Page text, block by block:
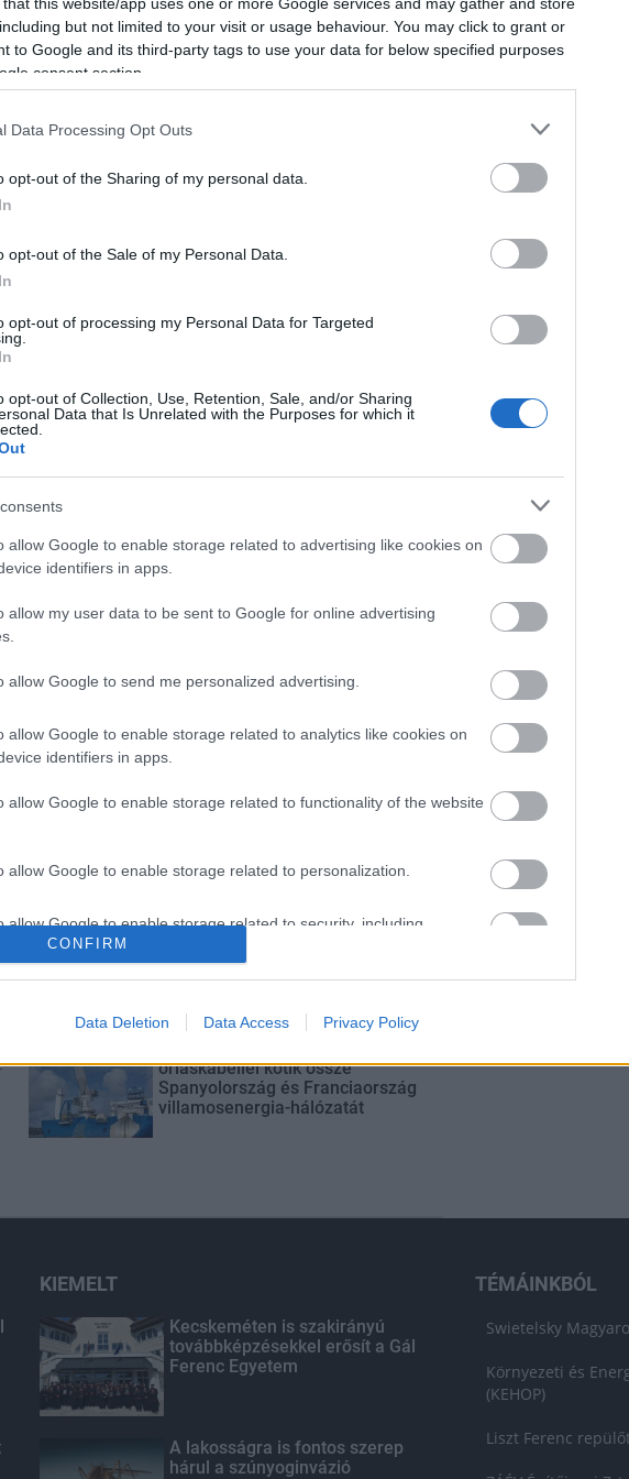
that this website/app uses one or more Google services and may gather and store
but not limited to your visit or usage behaviour. You may click to grant or
to Google and its third-party tags to use your data for below specified purposes
consent section.
Data Processing Opt Outs
opt-out of the Sharing of my personal data.
opt-out of the Sale of my Personal Data.
opt-out of processing my Personal Data for Targeted
opt-out of Collection, Use, Retention, Sale, and/or Sharing
Data that Is Unrelated with the Purposes for which it
allow Google to enable storage related to advertising like cookies on
identifiers in apps.
allow my user data to be sent to Google for online advertising
allow Google to send me personalized advertising.
allow Google to enable storage related to analytics like cookies on
identifiers in apps.
allow Google to enable storage related to functionality of the website
allow Google to enable storage related to personalization.
allow Google to enable storage related to security, including
functionality and fraud prevention, and other user protection.
CONFIRM
Data Deletion Data Access Privacy Policy
kertkultúra környezetszépítő verseny
Zajlanak a nyári
intézményekben Pakson
Elkészült a Liszt Ferenc repülőtér
és közműhálózatának fejlesztése
Látlelet a hazai víziközművekről?
Épített öröksége megújításával is
évfordulójára
óriáskábellel kötik össze
Spanyolország és Franciaország
villamosenergia-hálózatát
KIEMELT
Kecskeméten is szakirányú
továbbképzésekkel erősít a Gál
Ferenc Egyetem
A lakosságra is fontos szerep
hárul a szúnyoginvázió
TÉMÁINKBÓL
Swietelsky
Környezeti és
(KEHOP)
Liszt Ferenc